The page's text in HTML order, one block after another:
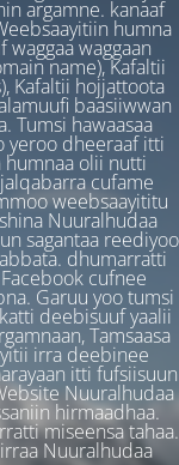
argamne. kanaaf
humna
waggaan
name), Kafaltii
Kafaltii hojjattoota
baasiiwwan
Tumsi hawaasaa
yeroo dheeraaf itti
humnaa olii nutti
cufame
weebsaayititu
Nuuralhudaa
sagantaa reediyoo
dhumarratti
cufnee
Garuu yoo tumsi
deebisuuf yaalii
Tamsaasa
irra deebinee
itti fufsiisuun
Nuuralhudaa
hirmaadhaa.
miseensa tahaa.
Nuuralhudaa